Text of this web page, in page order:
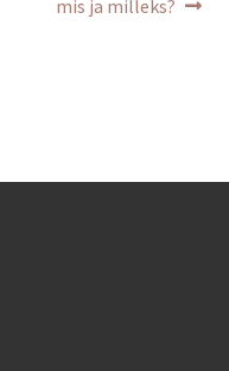
mis ja milleks?